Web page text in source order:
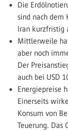
Die
sind nach dem
Iran kurzfristig
Mittlerweile
aber noch
Der
auch bei USD
Energiepreise
Einerseits
Konsum von
Teuerung. Das